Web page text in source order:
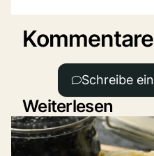
Kommentare
Schreibe
Weiterlesen